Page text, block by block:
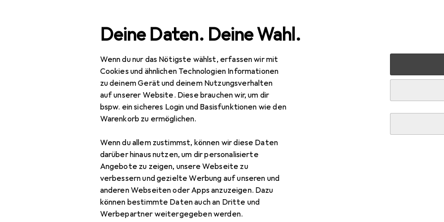
Deine Daten. Deine Wahl.
Wenn du nur das Nötigste wählst, erfassen wir mit
Cookies und ähnlichen Technologien Informationen
zu deinem Gerät und deinem Nutzungsverhalten
auf unserer Website. Diese brauchen wir, um dir
bspw. ein sicheres Login und Basisfunktionen wie den
Warenkorb zu ermöglichen.
Wenn du allem zustimmst, können wir diese Daten
darüber hinaus nutzen, um dir personalisierte
Angebote zu zeigen, unsere Webseite zu
verbessern und gezielte Werbung auf unseren und
anderen Webseiten oder Apps anzuzeigen. Dazu
können bestimmte Daten auch an Dritte und
Werbepartner weitergegeben werden.
Navigation nach Kategorien
Schrauben + Bohren Gewindeschneider + Gewindebohrer Dormer HSS-E Gewindebohrer für